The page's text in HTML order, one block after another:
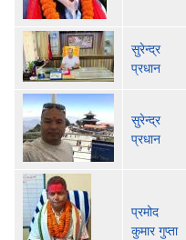
सुरेन्द्र
प्रधान
सुरेन्द्र
प्रधान
प्रमोद
कुमार गुप्ता